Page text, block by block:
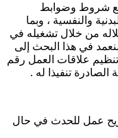
شروط وضوابط
والنفسية ، وبما
من خلال تشغيله في
في هذا البحث إلى
علاقات العمل رقم
عمل للحدث في حال